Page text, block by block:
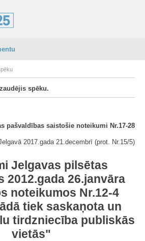
spēku.
pašvaldības saistošie noteikumi Nr.17-28
2017.gada 21.decembrī (prot. Nr.15/5)
Jelgavas pilsētas
2012.gada 26.janvāra
noteikumos Nr.12-4
tiek saskaņota un
tirdzniecība publiskās
vietās"